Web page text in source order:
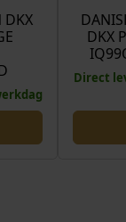
DKX
DKX
Direct